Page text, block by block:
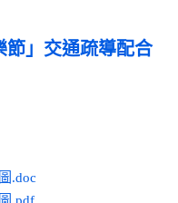
節」交通疏導配合
.doc